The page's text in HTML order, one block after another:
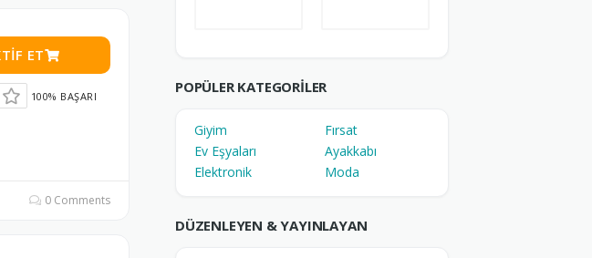
ET
100% BAŞARI
0 Comments
POPÜLER KATEGORILER
Giyim
Fırsat
Ev Eşyaları
Ayakkabı
Elektronik
Moda
DÜZENLEYEN & YAYINLAYAN